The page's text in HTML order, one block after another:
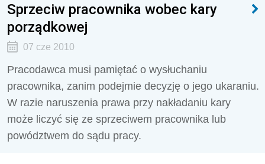
Sprzeciw pracownika wobec kary
porządkowej
07 cze 2010
Pracodawca musi pamiętać o wysłuchaniu
pracownika, zanim podejmie decyzję o jego ukaraniu.
W razie naruszenia prawa przy nakładaniu kary
może liczyć się ze sprzeciwem pracownika lub
powództwem do sądu pracy.